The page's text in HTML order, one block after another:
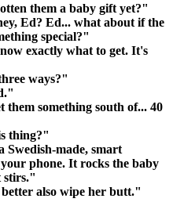
them a baby gift yet?"
Ed? Ed... what about if the
special?"
exactly what to get. It's
ways?"
something south of... 40
thing?"
Swedish-made, smart
phone. It rocks the baby
stirs."
also wipe her butt."